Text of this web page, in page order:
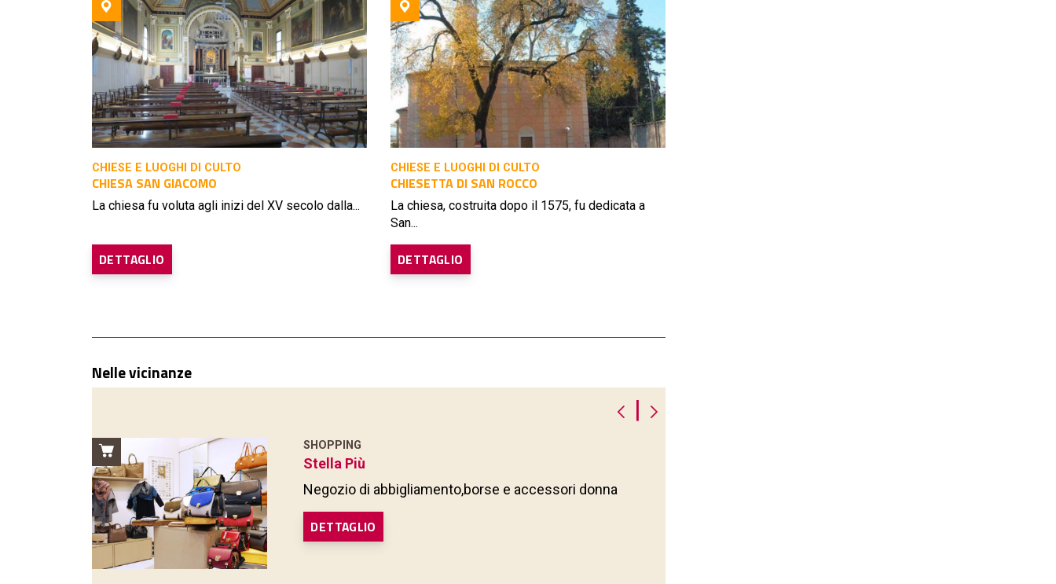
CHIESE E LUOGHI DI CULTO
CHIESA SAN GIACOMO
La chiesa fu voluta agli inizi del XV secolo dalla...
DETTAGLIO
CHIESE E LUOGHI DI CULTO
CHIESETTA DI SAN ROCCO
La chiesa, costruita dopo il 1575, fu dedicata a
San...
DETTAGLIO
Nelle vicinanze
SHOPPING
Stella Più
Negozio di abbigliamento,borse e accessori donna
DETTAGLIO
|